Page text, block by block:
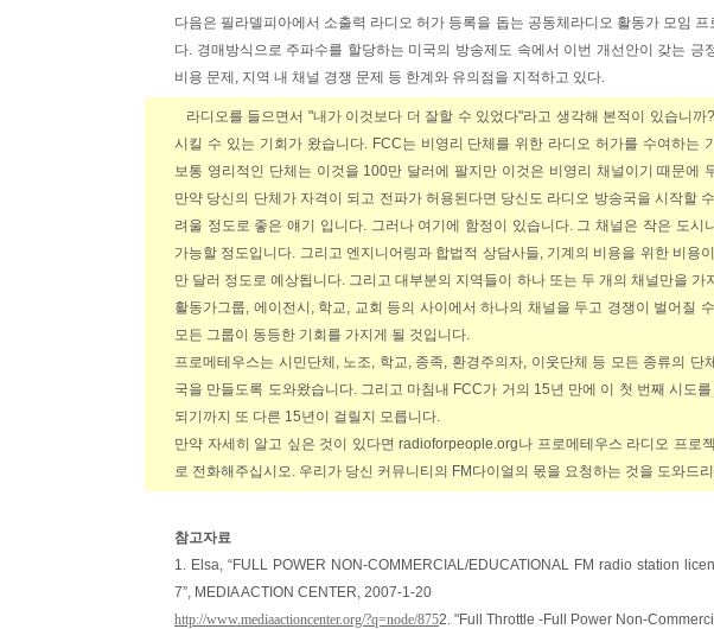
다음은 필라델피아에서 소출력 라디오 허가 등록을 돕는 공동체라디오 활동가 모임 프
다. 경매방식으로 주파수를 할당하는 미국의 방송제도 속에서 이번 개선안이 갖는 긍
비용 문제, 지역 내 채널 경쟁 문제 등 한계와 유의점을 지적하고 있다.
라디오를 들으면서 "내가 이것보다 더 잘할 수 있었다"라고 생각해 본적이 있습니까
시킬 수 있는 기회가 왔습니다. FCC는 비영리 단체를 위한 라디오 허가를 수여하는
보통 영리적인 단체는 이것을 100만 달러에 팔지만 이것은 비영리 채널이기 때문에
만약 당신의 단체가 자격이 되고 전파가 허용된다면 당신도 라디오 방송국을 시작할
려울 정도로 좋은 얘기 입니다. 그러나 여기에 함정이 있습니다. 그 채널은 작은 도시
가능할 정도입니다. 그리고 엔지니어링과 합법적 상담사들, 기계의 비용을 위한 비용
만 달러 정도로 예상됩니다. 그리고 대부분의 지역들이 하나 또는 두 개의 채널만을 가
활동가그룹, 에이전시, 학교, 교회 등의 사이에서 하나의 채널을 두고 경쟁이 벌어질
모든 그룹이 동등한 기회를 가지게 될 것입니다.
프로메테우스는 시민단체, 노조, 학교, 종족, 환경주의자, 이웃단체 등 모든 종류의 단
국을 만들도록 도와왔습니다. 그리고 마침내 FCC가 거의 15년 만에 이 첫 번째 시도
되기까지 또 다른 15년이 걸릴지 모릅니다.
만약 자세히 알고 싶은 것이 있다면 radioforpeople.org나 프로메테우스 라디오 프로
로 전화해주십시오. 우리가 당신 커뮤니티의 FM다이얼의 몫을 요청하는 것을 도와드
참고자료
1. Elsa, “FULL POWER NON-COMMERCIAL/EDUCATIONAL FM radio station
7”, MEDIA ACTION CENTER, 2007-1-20
http://www.mediaactioncenter.org/?q=node/8752. "Full Throttle -Full Power Non-